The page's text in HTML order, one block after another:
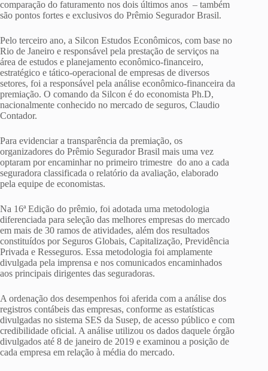
comparação do faturamento nos dois últimos anos – também
são pontos fortes e exclusivos do Prêmio Segurador Brasil.
Pelo terceiro ano, a Silcon Estudos Econômicos, com base no
Rio de Janeiro e responsável pela prestação de serviços na
área de estudos e planejamento econômico-financeiro,
estratégico e tático-operacional de empresas de diversos
setores, foi a responsável pela análise econômico-financeira da
premiação. O comando da Silcon é do economista Ph.D,
nacionalmente conhecido no mercado de seguros, Claudio
Contador.
Para evidenciar a transparência da premiação, os
organizadores do Prêmio Segurador Brasil mais uma vez
optaram por encaminhar no primeiro trimestre do ano a cada
seguradora classificada o relatório da avaliação, elaborado
pela equipe de economistas.
Na 16ª Edição do prêmio, foi adotada uma metodologia
diferenciada para seleção das melhores empresas do mercado
em mais de 30 ramos de atividades, além dos resultados
constituídos por Seguros Globais, Capitalização, Previdência
Privada e Resseguros. Essa metodologia foi amplamente
divulgada pela imprensa e nos comunicados encaminhados
aos principais dirigentes das seguradoras.
A ordenação dos desempenhos foi aferida com a análise dos
registros contábeis das empresas, conforme as estatísticas
divulgadas no sistema SES da Susep, de acesso público e com
credibilidade oficial. A análise utilizou os dados daquele órgão
divulgados até 8 de janeiro de 2019 e examinou a posição de
cada empresa em relação à média do mercado.